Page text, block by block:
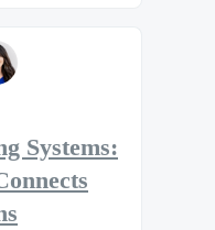
Systems: